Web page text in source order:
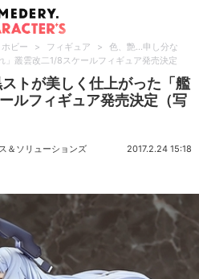
ビー > フィギュア >
色、艶…申し分な
」叢雲改二1/8スケールフィギュア発売決定
トが美しく仕上がった「艦
ルフィギュア発売決定（写
＆ソリューションズ 2017.2.24 15:18